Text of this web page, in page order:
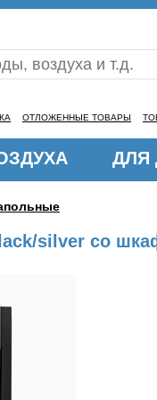
ОТЛОЖЕННЫЕ ТОВАРЫ
ДЛЯ
silver со